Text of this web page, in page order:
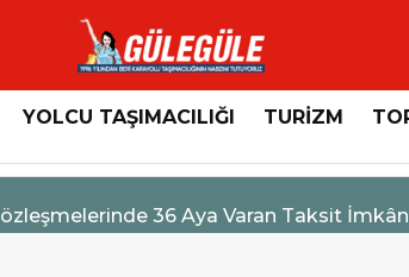
YOLCU TAŞIMACILIĞI TURİZM
36 Aya Varan Taksit